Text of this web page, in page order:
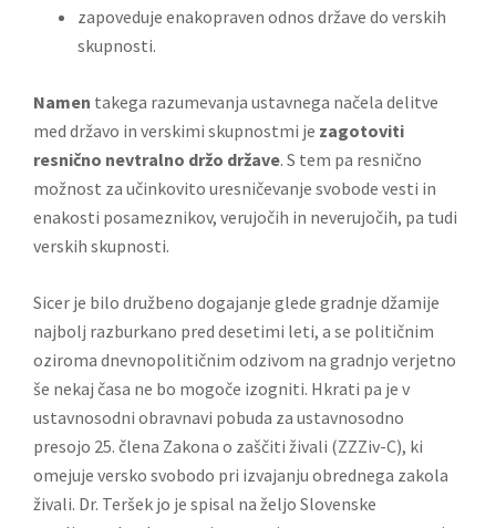
zapoveduje enakopraven odnos države do verskih
skupnosti.
Namen takega razumevanja ustavnega načela delitve
med državo in verskimi skupnostmi je zagotoviti
resnično nevtralno držo države. S tem pa resnično
možnost za učinkovito uresničevanje svobode vesti in
enakosti posameznikov, verujočih in neverujočih, pa tudi
verskih skupnosti.
Sicer je bilo družbeno dogajanje glede gradnje džamije
najbolj razburkano pred desetimi leti, a se političnim
oziroma dnevnopolitičnim odzivom na gradnjo verjetno
še nekaj časa ne bo mogoče izogniti. Hkrati pa je v
ustavnosodni obravnavi pobuda za ustavnosodno
presojo 25. člena Zakona o zaščiti živali (ZZZiv-C), ki
omejuje versko svobodo pri izvajanju obrednega zakola
živali. Dr. Teršek jo je spisal na željo Slovenske